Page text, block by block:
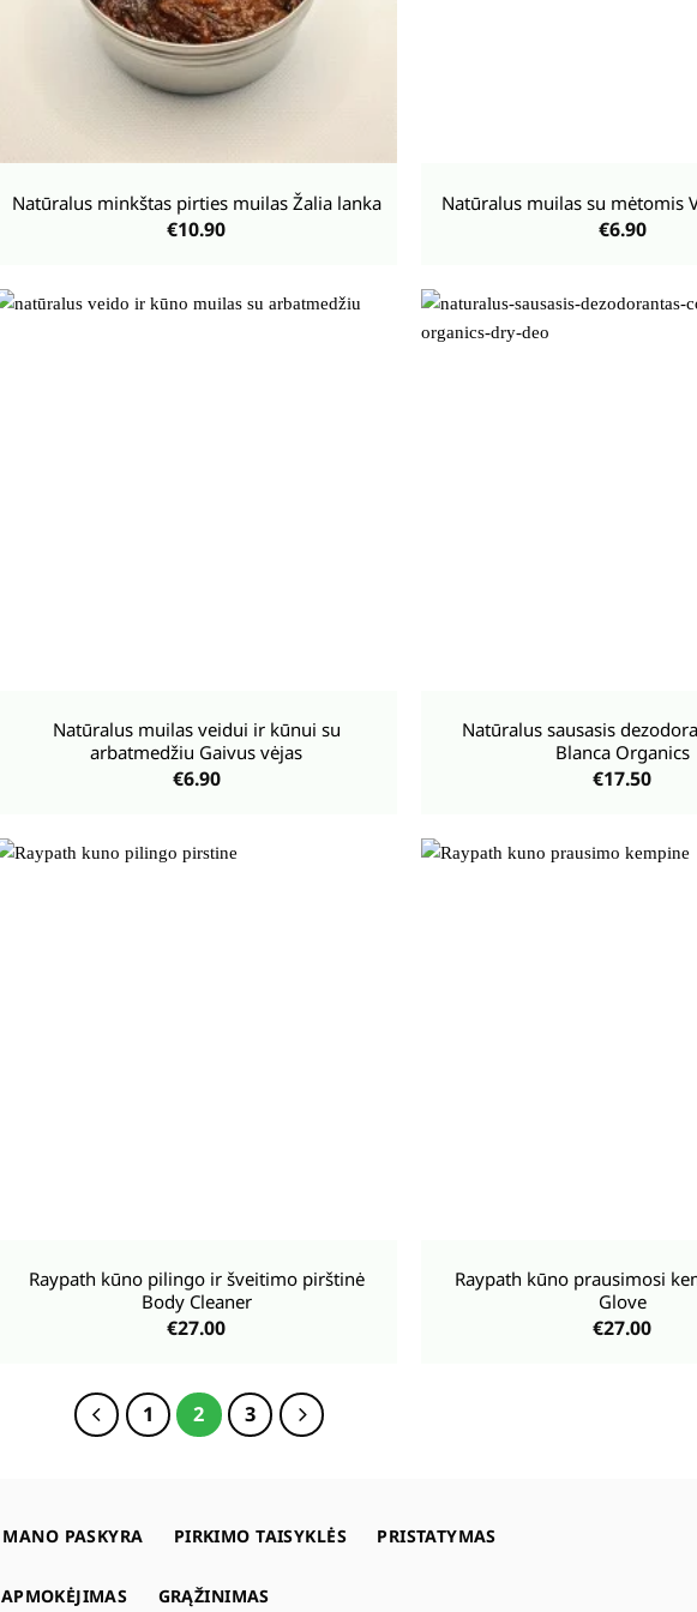
Natūralus minkštas pirties muilas Žalia lanka
€10.90
Natūralus muilas su mėtomis
€6.90
Natūralus muilas veidui ir kūnui su
arbatmedžiu Gaivus vėjas
€6.90
Natūralus sausasis
Blanca Organics
€17.50
Raypath kūno pilingo ir šveitimo pirštinė
Body Cleaner
€27.00
Raypath kūno prausimosi
Glove
€27.00
1 2 3
MANO PASKYRA PIRKIMO TAISYKLĖS PRISTATYMAS
APMOKĖJIMAS GRĄŽINIMAS